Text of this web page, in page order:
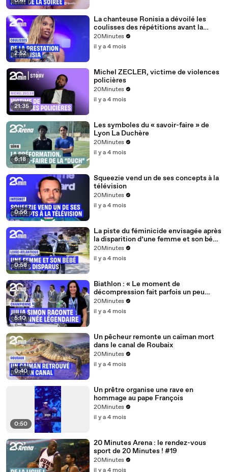
2:52
La chanteuse Ronisia a dévoilé les
coulisses des répétitions avant la
quatrième édition des Flammes
20Minutes
il y a 4 mois
21:35
Michel ZECLER, victime de violences
policières
20Minutes
il y a 4 mois
6:18
Les symboles du « savoir-faire » de
Lyon La Duchère
20Minutes
il y a 4 mois
0:56
Squeezie vend un de ses concepts à la
télévision
20Minutes
il y a 4 mois
0:58
La piste du féminicide envisagée après
la disparition d’une femme et son bébé
de 15 mois près de Nantes
20Minutes
il y a 4 mois
5:10
Biathlon : « Le moment de
décompression fait parfois un peu
peur »... Julia Simon et l'après saison
olympique
20Minutes
il y a 4 mois
0:40
Un pêcheur remonte un caïman mort
dans le canal de Roubaix
20Minutes
il y a 4 mois
0:50
Un prêtre organise une rave en
hommage au pape François
20Minutes
il y a 4 mois
20 Minutes Arena : le rendez-vous
sport de 20 Minutes ! #19
20Minutes